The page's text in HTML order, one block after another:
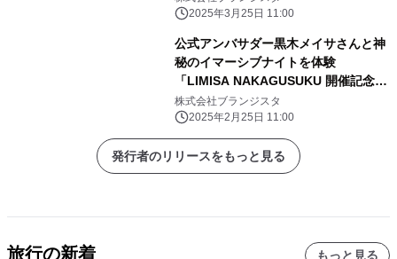
2025年3月25日 11:00
公式アンバサダー黒木メイサさんと神
秘のイマーシブナイトを体験
「LIMISA NAKAGUSUKU 開催記念レ
セプション」実施レポート
株式会社ブランジスタ
2025年2月25日 11:00
発行者のリリースをもっと見る
旅行の新着 もっと見る